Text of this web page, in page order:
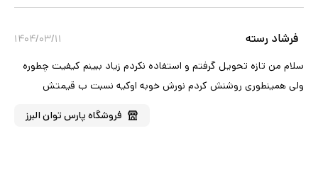
فرشاد رسته
۱۴۰۴/۰۳/۱۱
سلام من تازه تحویل گرفتم و استفاده نکردم زیاد ببینم کیفیت چطوره
ولی همینطوری روشنش کردم نورش خوبه اوکیه نسبت ب قیمتش
فروشگاه پارس توان البرز